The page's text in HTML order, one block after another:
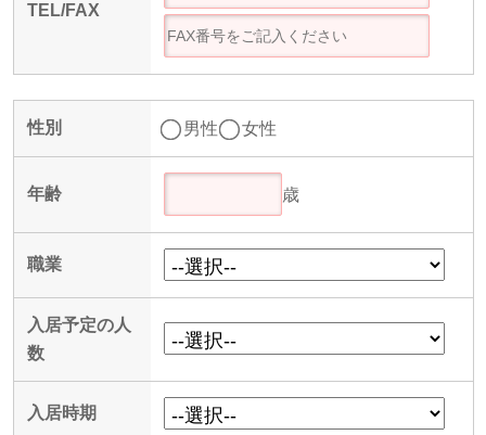
TEL/FAX
性別 男性 女性
年齢 歳
職業
入居予定の人
数
入居時期